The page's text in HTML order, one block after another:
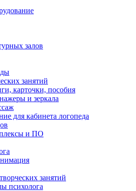
залов
занятий
карточки, пособия
и зеркала
для кабинета логопеда
и ПО
занятий
психолога